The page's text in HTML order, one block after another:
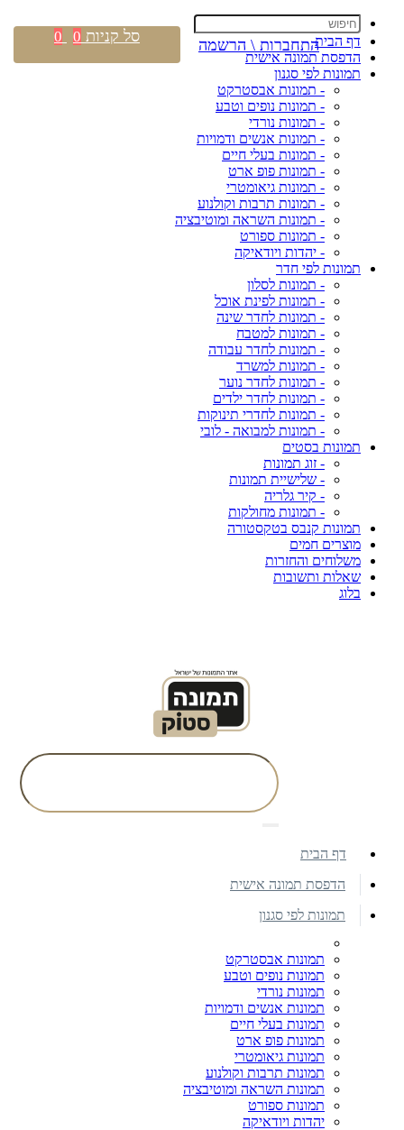
דף הבית
הדפסת תמונה אישית
תמונות לפי סגנון
- תמונות אבסטרקט
- תמונות נופים וטבע
- תמונות נורדי
- תמונות אנשים ודמויות
- תמונות בעלי חיים
- תמונות פופ ארט
- תמונות גיאומטרי
- תמונות תרבות וקולנוע
- תמונות השראה ומוטיבציה
- תמונות ספורט
- יהדות ויודאיקה
תמונות לפי חדר
- תמונות לסלון
- תמונות לפינת אוכל
- תמונות לחדר שינה
- תמונות למטבח
- תמונות לחדר עבודה
- תמונות למשרד
- תמונות לחדר נוער
- תמונות לחדר ילדים
- תמונות לחדרי תינוקות
- תמונות למבואה - לובי
תמונות בסטים
- זוג תמונות
- שלישיית תמונות
- קיר גלריה
- תמונות מחולקות
תמונות קנבס בטקסטורה
מוצרים חמים
משלוחים והחזרות
שאלות ותשובות
בלוג
התחברות \ הרשמה סל קניות 0
0
דף הבית
הדפסת תמונה אישית
תמונות לפי סגנון
תמונות אבסטרקט
תמונות נופים וטבע
תמונות נורדי
תמונות אנשים ודמויות
תמונות בעלי חיים
תמונות פופ ארט
תמונות גיאומטרי
תמונות תרבות וקולנוע
תמונות השראה ומוטיבציה
תמונות ספורט
יהדות ויודאיקה